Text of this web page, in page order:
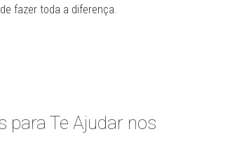
fazer toda a diferença.
para Te Ajudar nos